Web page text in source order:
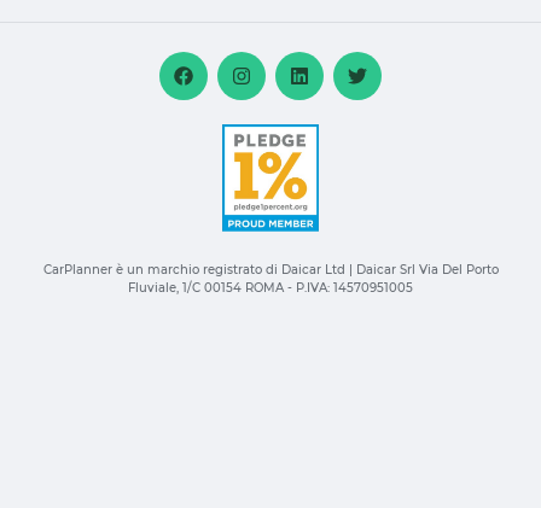
CarPlanner è un marchio registrato di Daicar Ltd | Daicar Srl Via Del Porto
Fluviale, 1/C 00154 ROMA - P.IVA: 14570951005